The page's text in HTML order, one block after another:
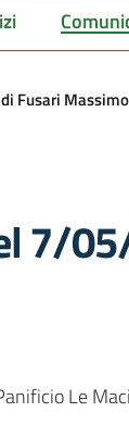
Fusari Massimo
7/
Le